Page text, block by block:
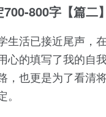
800字【篇二】
生活已接近尾声，
心的填写了我的自
，也更是为了看清